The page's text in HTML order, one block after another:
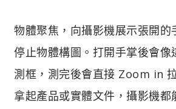
物體聚焦，向攝影機展示張開的
停止物體構圖。打開手掌後會像
測框，測完後會直接 Zoom in
拿起產品或實體文件，攝影機都